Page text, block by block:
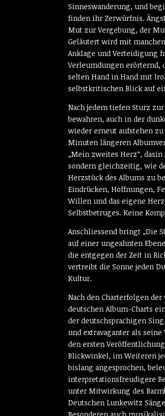
Sinneswanderung, und
finden ihr Zerwürfnis.
Mut zur Vergebung, der
Geläutert wird mit
Anklage und Verteidigung
Verleumdungen erörternd,
selten Hand in Hand mit
selbstkritischen Blick auf
Nach jedem tiefen Sturz
bewahren, auch in der
wieder erneut aufstehen
Minuten längeren
„Mein zweites Herz“,
sondern gleichzeitig, wie
Herzstück des Albums zu
Eindrücken, Hoffnungen,
Willen und das eigene
Selbstbetruges. Keine
Anschliessend bringt „Die
auf einer ungeahnten
die entgegen der Zeit in
vertreibt die Sonne jeden
Kultur.
Nach den Charterfolgen
deutschen Album-Charts
der deutschsprachigen
und extravaganter als
den ersten
Blickwinkel, im Weiteren
bislang angesprochen,
interpretationsfreudigere
unter Mitwirkung des
Deutschen Lunkewitz
Besonderen auch